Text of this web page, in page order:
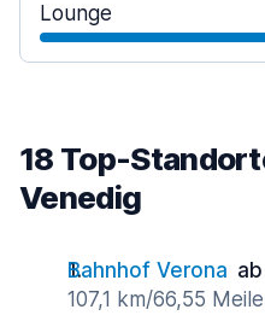
Lounge
18 Top-
Venedig
Bahnhof Verona
107,1 km/66,55